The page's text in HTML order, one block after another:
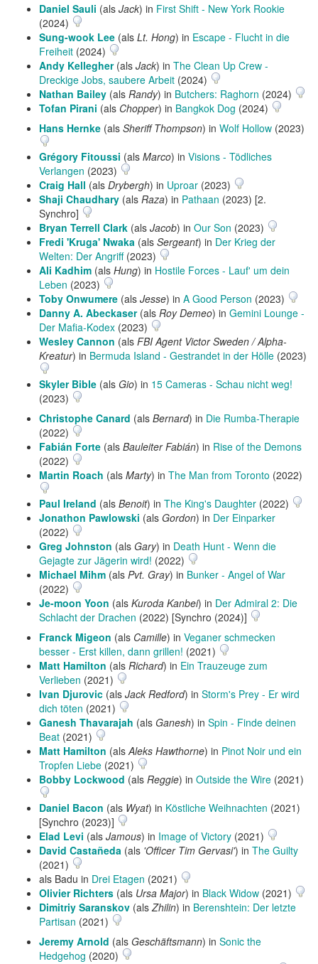
Daniel Sauli (als Jack) in First Shift - New York Rookie
(2024)
Sung-wook Lee (als Lt. Hong) in Escape - Flucht in die
Freiheit (2024)
Andy Kellegher(als Jack) in The Clean Up Crew -
Dreckige Jobs, saubere Arbeit (2024)
Nathan Bailey (als Randy) in Butchers: Raghorn (2024)
Tofan Pirani (als Chopper) in Bangkok Dog (2024)
Hans Hernke (als Sheriff Thompson) in Wolf Hollow (2023)
Grégory Fitoussi (als Marco) in Visions - Tödliches
Verlangen (2023)
Craig Hall (als Drybergh) in Uproar (2023)
Shaji Chaudhary (als Raza) in Pathaan (2023) [2.
Synchro]
Bryan Terrell Clark (als Jacob) in Our Son (2023)
Fredi 'Kruga' Nwaka (als Sergeant) in Der Krieg der
Welten: Der Angriff(2023)
Ali Kadhim (als Hung) in Hostile Forces - Lauf' um dein
Leben (2023)
Toby Onwumere (als Jesse) in A Good Person (2023)
Danny A. Abeckaser(als Roy Demeo) in Gemini Lounge -
Der Mafia-Kodex (2023)
Wesley Cannon (als FBI Agent Victor Sweden / Alpha-
Kreatur) in Bermuda Island - Gestrandet in der Hölle (2023)
Skyler Bible (als Gio) in 15 Cameras - Schau nicht weg!
(2023)
Christophe Canard (als Bernard) in Die Rumba-Therapie
(2022)
Fabián Forte (als Bauleiter Fabián) in Rise of the Demons
(2022)
Martin Roach (als Marty) in The Man from Toronto (2022)
Paul Ireland (als Benoit) in The King's Daughter (2022)
Jonathon Pawlowski (als Gordon) in Der Einparker
(2022)
Greg Johnston (als Gary) in Death Hunt - Wenn die
Gejagte zur Jägerin wird! (2022)
Michael Mihm (als Pvt. Gray) in Bunker - Angel of War
(2022)
Je-moon Yoon (als Kuroda Kanbei) in Der Admiral 2: Die
Schlacht der Drachen (2022) [Synchro (2024)]
Franck Migeon (als Camille) in Veganer schmecken
besser - Erst killen, dann grillen! (2021)
Matt Hamilton (als Richard) in Ein Trauzeuge zum
Verlieben (2021)
Ivan Djurovic (als Jack Redford) in Storm's Prey - Er wird
dich töten (2021)
Ganesh Thavarajah (als Ganesh) in Spin - Finde deinen
Beat (2021)
Matt Hamilton (als Aleks Hawthorne) in Pinot Noir und ein
Tropfen Liebe (2021)
Bobby Lockwood (als Reggie) in Outside the Wire (2021)
Daniel Bacon (als Wyat) in Köstliche Weihnachten (2021)
[Synchro (2023)]
Elad Levi (als Jamous) in Image of Victory (2021)
David Castañeda (als 'Officer Tim Gervasi') in The Guilty
(2021)
als Badu in Drei Etagen (2021)
Olivier Richters (als Ursa Major) in Black Widow (2021)
Dimitriy Saranskov (als Zhilin) in Berenshtein: Der letzte
Partisan (2021)
Jeremy Arnold (als Geschäftsmann) in Sonic the
Hedgehog (2020)